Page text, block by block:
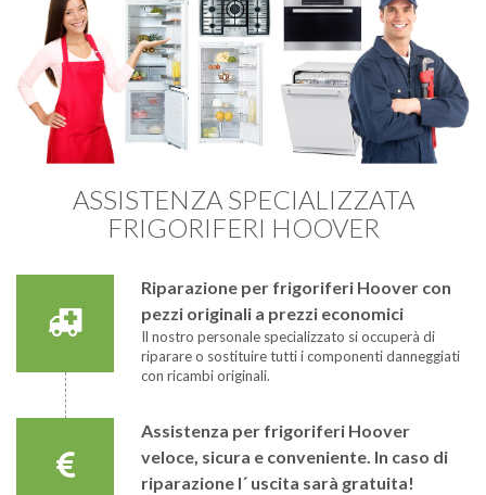
ASSISTENZA SPECIALIZZATA
FRIGORIFERI HOOVER
Riparazione per frigoriferi Hoover con
pezzi originali a prezzi economici
Il nostro personale specializzato si occuperà di
riparare o sostituire tutti i componenti danneggiati
con ricambi originali.
Assistenza per frigoriferi Hoover
veloce, sicura e conveniente. In caso di
riparazione l´ uscita sarà gratuita!